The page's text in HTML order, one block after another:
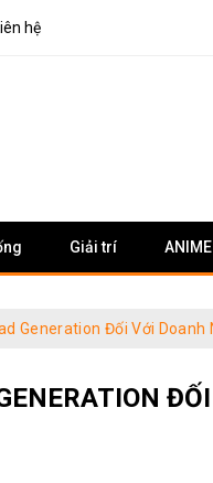
hệ
Giải trí
Generation Đối Với Doanh